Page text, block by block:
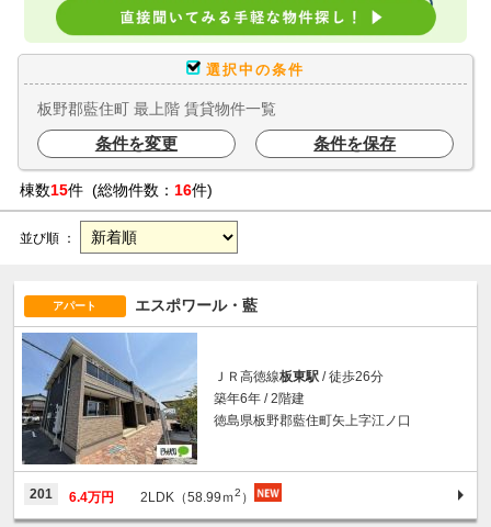
選択中の条件
板野郡藍住町 最上階 賃貸物件一覧
条件を変更 条件を保存
棟数15件 (総物件数： 16件)
並び順 ：
アパート エスポワール・藍
ＪＲ高徳線板東駅 / 徒歩26分
築年6年 / 2階建
徳島県板野郡藍住町矢上字江ノ口
201 6.4万円 2LDK（58.99ｍ2 ）